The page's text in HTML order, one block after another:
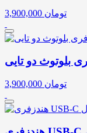
3,900,000 تومان
3,900,000 تومان